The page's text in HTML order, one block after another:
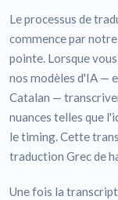
Le processus de
commence par
pointe. Lorsque
nos modèles d'IA —
Catalan —
nuances telles que
le timing. Cette
traduction Grec de
Une fois la